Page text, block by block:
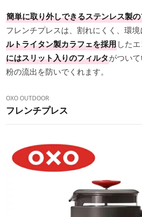
簡単に取り外しできるステンレス製
フレンチプレスは、割れにくく、環
ルトライタン製カラフェを採用したエ
にはスリット入りのフィルタがつい
粉の流出を防いでくれます。
OXO OUTDOOR
フレンチプレス